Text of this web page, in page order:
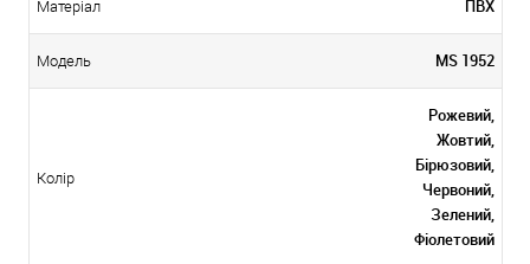
Матеріал ПВХ
Модель MS 1952
Колір
Рожевий,
Жовтий,
Бірюзовий,
Червоний,
Зелений,
Фіолетовий